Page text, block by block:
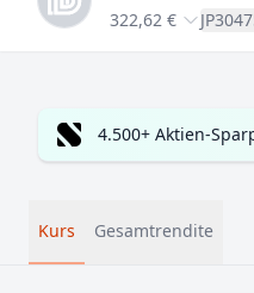
322,62 €
4.500+ Aktien-
Kurs Gesamtrendite